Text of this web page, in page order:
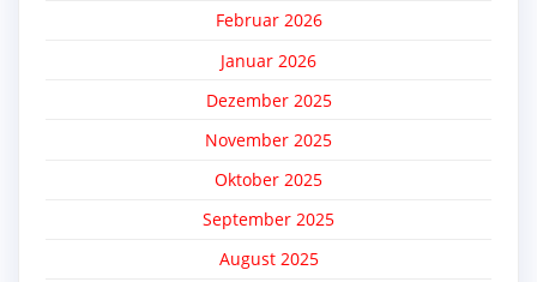
Februar 2026
Januar 2026
Dezember 2025
November 2025
Oktober 2025
September 2025
August 2025